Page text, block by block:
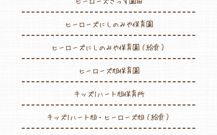
ヒーローズにしのみや保育園
ヒーローズにしのみや保育園（給食）
ヒーローズ旭保育園
キッズ1ハート旭保育所
キッズ1ハート旭・ヒーローズ旭（給食）